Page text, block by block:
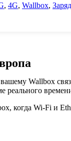
, 4G, Wallbox,
Wallbox
реального
когда Wi-Fi и